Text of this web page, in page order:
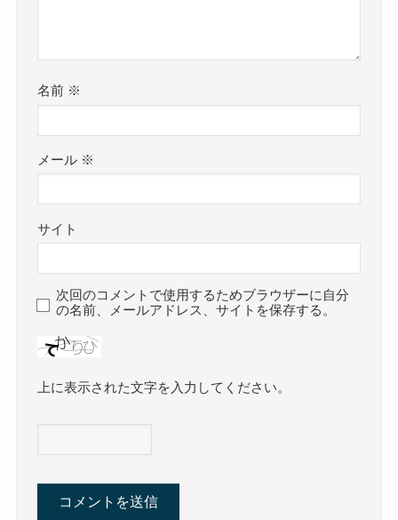
名前 ※
メール ※
サイト
次回のコメントで使用するためブラウザーに自分
の名前、メールアドレス、サイトを保存する。
上に表示された文字を入力してください。